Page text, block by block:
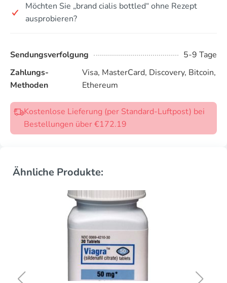
Möchten Sie „brand cialis bottled“ ohne Rezept
ausprobieren?
Sendungsverfolgung
5-9 Tage
Zahlungs-
Methoden
Visa, MasterCard, Discovery, Bitcoin,
Ethereum
Kostenlose Lieferung (per Standard-Luftpost) bei
Bestellungen über €172.19
Ähnliche Produkte: